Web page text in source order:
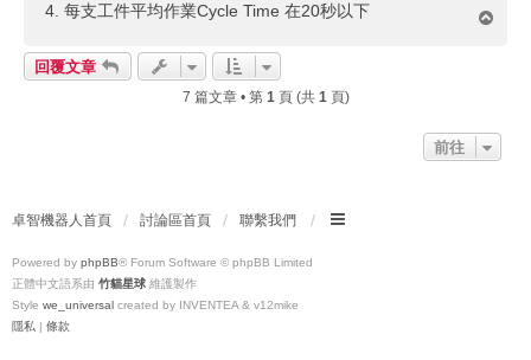
4. 每支工件平均作業Cycle Time 在20秒以下
回覆文章
7 篇文章 • 第 1頁 (共 1頁)
前往
卓智機器人首頁 討論區首頁 聯繫我們
Powered by phpBB® Forum Software © phpBB Limited
正體中文語系由 竹貓星球 維護製作
Style we_universal created by INVENTEA & v12mike
隱私 | 條款